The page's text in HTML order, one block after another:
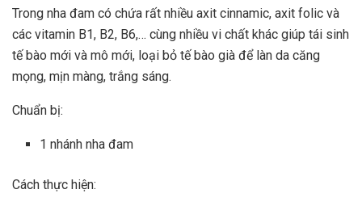
Trong nha đam có chứa rất nhiều axit cinnamic, axit folic và
các vitamin B1, B2, B6,… cùng nhiều vi chất khác giúp tái sinh
tế bào mới và mô mới, loại bỏ tế bào già để làn da căng
mọng, mịn màng, trắng sáng.
Chuẩn bị:
1 nhánh nha đam
Cách thực hiện: